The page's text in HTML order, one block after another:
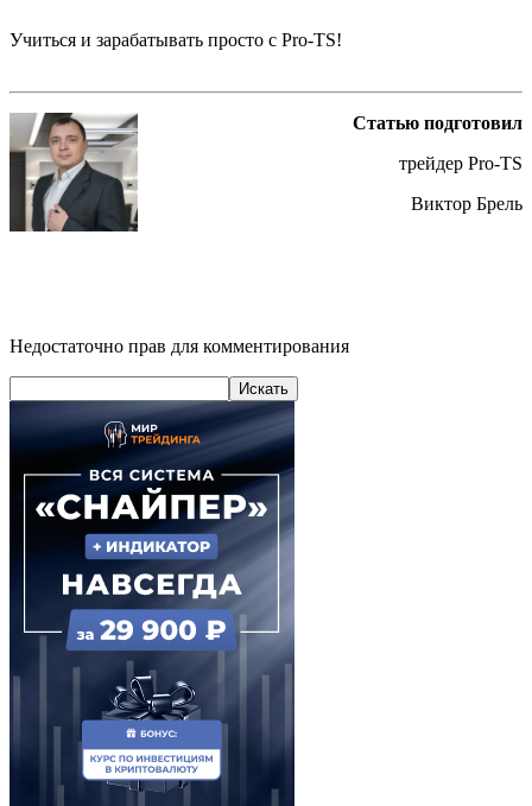
Учиться и зарабатывать просто с Pro-TS!
Статью подготовил
трейдер Pro-TS
Виктор Брель
Недостаточно прав для комментирования